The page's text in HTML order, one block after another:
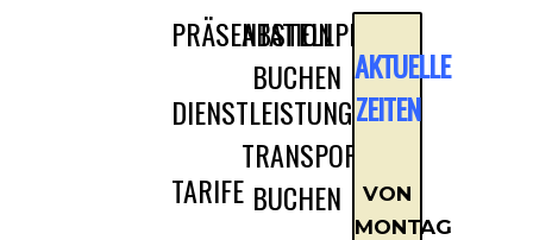
PRÄSENTATION
DIENSTLEISTUNGEN
TARIFE
ABSTELLPLATZ
BUCHEN
TRANSPORT
BUCHEN
AKTUELLE
ZEITEN
VON
MONTAG